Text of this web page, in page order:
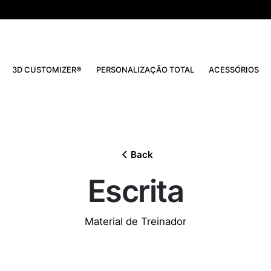
3D CUSTOMIZER® PERSONALIZAÇÃO TOTAL ACESSÓRIOS
Back
Escrita
Material de Treinador